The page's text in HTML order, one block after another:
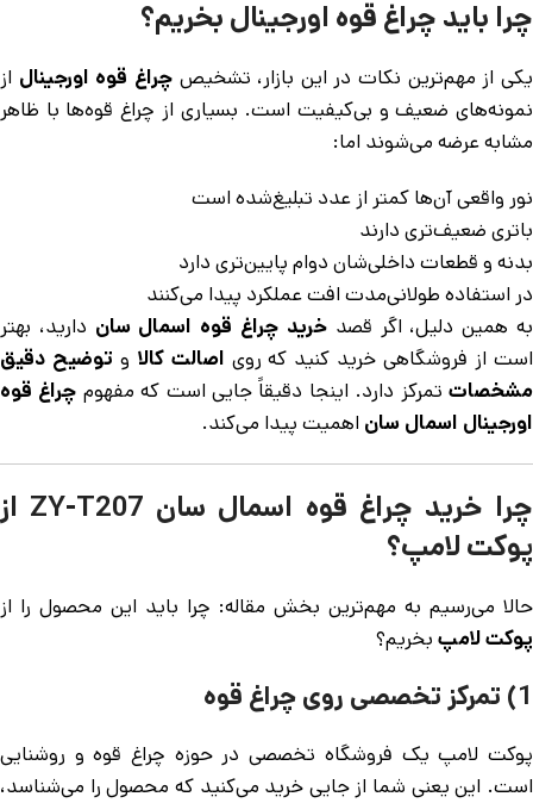
چرا باید چراغ قوه اورجینال بخریم؟
یکی از مهم‌ترین نکات در این بازار، تشخیصچراغ قوه اورجینال از
نمونه‌های ضعیف و بی‌کیفیت است. بسیاری از چراغ قوه‌ها با ظاهر
مشابه عرضه می‌شوند اما:
نور واقعی آن‌ها کمتر از عدد تبلیغ‌شده است
باتری ضعیف‌تری دارند
بدنه و قطعات داخلی‌شان دوام پایین‌تری دارد
در استفاده طولانی‌مدت افت عملکرد پیدا می‌کنند
به همین دلیل، اگر قصدخرید چراغ قوه اسمال سان دارید، بهتر
است از فروشگاهی خرید کنید که روی اصالت کالا و توضیح دقیق
مشخصاتتمرکز دارد. اینجا دقیقاً جایی است که مفهوم چراغ قوه
اورجینال اسمال سان اهمیت پیدا می‌کند.
چرا خرید چراغ قوه اسمال سان ZY-T207 از
پوکت لامپ؟
حالا می‌رسیم به مهم‌ترین بخش مقاله: چرا باید این محصول را از
پوکت لامپ بخریم؟
1) تمرکز تخصصی روی چراغ قوه
پوکت لامپ یک فروشگاه تخصصی در حوزه چراغ قوه و روشنایی
است. این یعنی شما از جایی خرید می‌کنید که محصول را می‌شناسد،